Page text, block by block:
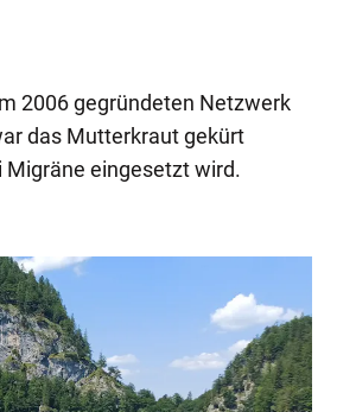
2006 gegründeten Netzwerk
das Mutterkraut gekürt
Migräne eingesetzt wird.